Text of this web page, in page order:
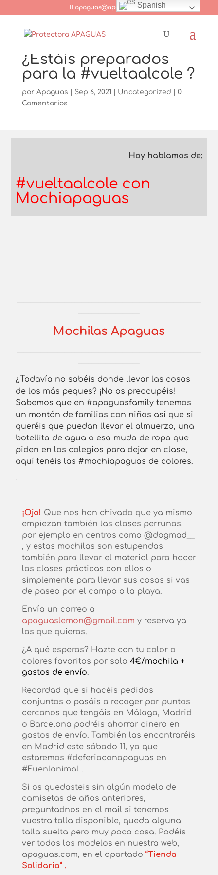
apaguas@apaguas.com
¿Estáis preparados
para la #vueltaalcole ?
por Apaguas Sep 6, 2021 Uncategorized
0
Comentarios
Hoy hablamos de:
#vueltaalcole con
Mochiapaguas
Mochilas Apaguas
¿Todavía no sabéis donde llevar las cosas
de los más peques? ¡No os preocupéis!
Sabemos que en #apaguasfamily tenemos
un montón de familias con niños así que si
queréis que puedan llevar el almuerzo, una
botellita de agua o esa muda de ropa que
piden en los colegios para dejar en clase,
aquí tenéis las #mochiapaguas de colores.
.
¡Ojo! Que nos han chivado que ya mismo
empiezan también las clases perrunas,
por ejemplo en centros como @dogmad__
, y estas mochilas son estupendas
también para llevar el material para hacer
las clases prácticas con ellos o
simplemente para llevar sus cosas si vas
de paseo por el campo o la playa.
Envía un correo a
apaguaslemon@gmail.com y reserva ya
las que quieras.
¿A qué esperas? Hazte con tu color o
colores favoritos por solo 4€/mochila +
gastos de envío.
Recordad que si hacéis pedidos
conjuntos o pasáis a recoger por puntos
cercanos que tengáis en Málaga, Madrid
o Barcelona podréis ahorrar dinero en
gastos de envío. También las encontraréis
en Madrid este sábado 11, ya que
estaremos #deferiaconapaguas en
#Fuenlanimal .
Si os quedasteis sin algún modelo de
camisetas de años anteriores,
preguntadnos en el mail si tenemos
vuestra talla disponible, queda alguna
talla suelta pero muy poca cosa. Podéis
ver todos los modelos en nuestra web,
apaguas.com, en el apartado “Tienda
Solidaria” .
Spanish